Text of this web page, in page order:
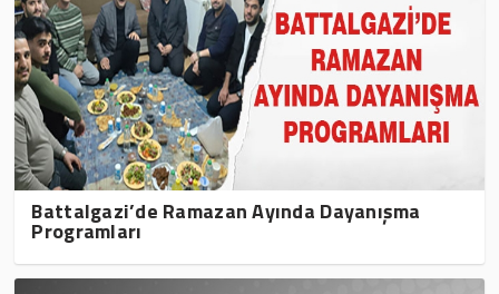
Battalgazi’de Ramazan Ayında Dayanışma
Programları